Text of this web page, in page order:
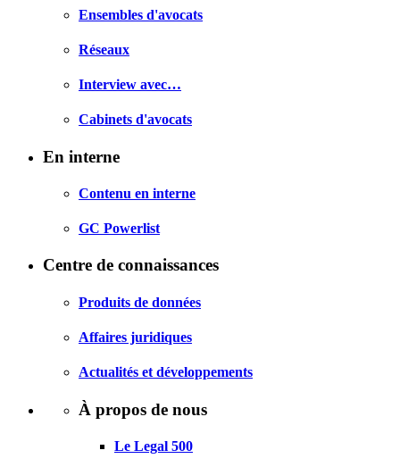
Ensembles d'avocats
Réseaux
Interview avec…
Cabinets d'avocats
En interne
Contenu en interne
GC Powerlist
Centre de connaissances
Produits de données
Affaires juridiques
Actualités et développements
À propos de nous
Le Legal 500